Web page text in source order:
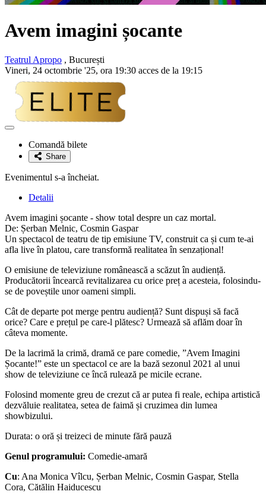
Avem imagini șocante
Teatrul Apropo , București
Vineri, 24 octombrie '25, ora 19:30 acces de la 19:15
Adaugă
favoriteComandă bilete
Share
Evenimentul s-a încheiat.
Detalii
Avem imagini șocante - show total despre un caz mortal.
De: Șerban Melnic, Cosmin Gaspar
Un spectacol de teatru de tip emisiune TV, construit ca și cum te-ai
afla live în platou, care transformă realitatea în senzațional!
O emisiune de televiziune românească a scăzut în audiență.
Producătorii încearcă revitalizarea cu orice preț a acesteia, folosindu-
se de poveștile unor oameni simpli.
Cât de departe pot merge pentru audiență? Sunt dispuși să facă
orice? Care e prețul pe care-l plătesc? Urmează să aflăm doar în
câteva momente.
De la lacrimă la crimă, dramă ce pare comedie, ”Avem Imagini
Șocante!” este un spectacol ce are la bază sezonul 2021 al unui
show de televiziune ce încă rulează pe micile ecrane.
Folosind momente greu de crezut că ar putea fi reale, echipa artistică
dezvăluie realitatea, setea de faimă și cruzimea din lumea
showbizului.
Durata: o oră și treizeci de minute fără pauză
Genul programului: Comedie-amară
Cu: Ana Monica Vîlcu, Șerban Melnic, Cosmin Gaspar, Stella
Cora, Cătălin Haiducescu